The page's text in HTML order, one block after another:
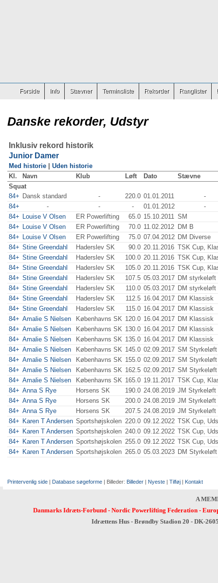
Forside Info Stævner Terminsliste Rekorder Ranglister
Danske rekorder, Udstyr
Inklusiv rekord historik
Junior Damer
Med historie
Uden historie
Kl.
Navn Klub Løft Dato
Stævne
Squat
84+ Dansk standard - 220.0 01.01.2011
-
84+
- - - 01.01.2012
-
84+ Louise V Olsen ER Powerlifting 65.0 15.10.2011 SM
84+ Louise V Olsen ER Powerlifting 70.0 11.02.2012 DM B
84+ Louise V Olsen ER Powerlifting 75.0 07.04.2012 DM Diverse
84+ Stine Greendahl Haderslev SK 90.0 20.11.2016 TSK Cup,
84+ Stine Greendahl Haderslev SK 100.0 20.11.2016 TSK Cup,
84+ Stine Greendahl Haderslev SK 105.0 20.11.2016 TSK Cup,
84+ Stine Greendahl Haderslev SK 107.5 05.03.2017 DM styrkeløft
84+ Stine Greendahl Haderslev SK 110.0 05.03.2017 DM styrkeløft
84+ Stine Greendahl Haderslev SK 112.5 16.04.2017 DM Klassisk
84+ Stine Greendahl Haderslev SK 115.0 16.04.2017 DM Klassisk
84+ Amalie S Nielsen Københavns SK 120.0 16.04.2017 DM Klassisk
84+ Amalie S Nielsen Københavns SK 130.0 16.04.2017 DM Klassisk
84+ Amalie S Nielsen Københavns SK 135.0 16.04.2017 DM Klassisk
84+ Amalie S Nielsen Københavns SK 145.0 02.09.2017 SM Styrkeløft
84+ Amalie S Nielsen Københavns SK 155.0 02.09.2017 SM Styrkeløft
84+ Amalie S Nielsen Københavns SK 162.5 02.09.2017 SM Styrkeløft
84+ Amalie S Nielsen Københavns SK 165.0 19.11.2017 TSK Cup,
84+ Anna S Rye Horsens SK 190.0 24.08.2019 JM Styrkeløft
84+ Anna S Rye Horsens SK 200.0 24.08.2019 JM Styrkeløft
84+ Anna S Rye Horsens SK 207.5 24.08.2019 JM Styrkeløft
84+ Karen T Andersen Sportshøjskolen 220.0 09.12.2022 TSK Cup,
84+ Karen T Andersen Sportshøjskolen 240.0 09.12.2022 TSK Cup,
84+ Karen T Andersen Sportshøjskolen 255.0 09.12.2022 TSK Cup,
84+ Karen T Andersen Sportshøjskolen 265.0 05.03.2023 DM Styrkeløft
Printervenlig side | Database søgeforme | Billeder: Billeder | Nyeste | Tilføj | Kontakt
A
Danmarks Idræts-Forbund- Nordic Powerlifting Federation-
Idrættens Hus - Brøndby Stadion 20 - DK-